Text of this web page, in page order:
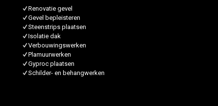
Renovatie gevel
Gevel bepleisteren
Steenstrips plaatsen
Isolatie dak
Verbouwingswerken
Plamuurwerken
Gyproc plaatsen
Schilder- en behangwerken